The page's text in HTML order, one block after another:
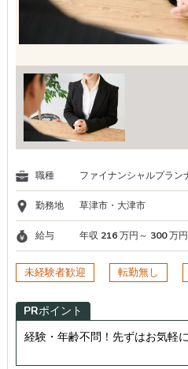
職種 ファイナンシャルプラン
勤務地 草津市・大津市
給与 年収 216 万円～ 300 万円
未経験者歓迎 転勤無し
PRポイント
経験・年齢不問！先ずはお気軽